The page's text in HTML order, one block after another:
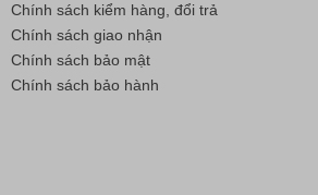
Chính sách kiểm hàng, đổi trả
Chính sách giao nhận
Chính sách bảo mật
Chính sách bảo hành